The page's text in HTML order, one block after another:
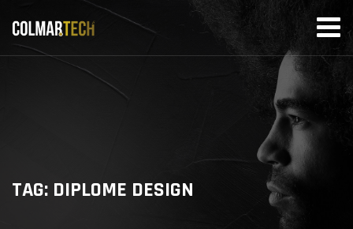
content
TAG: DIPLOME DESIGN